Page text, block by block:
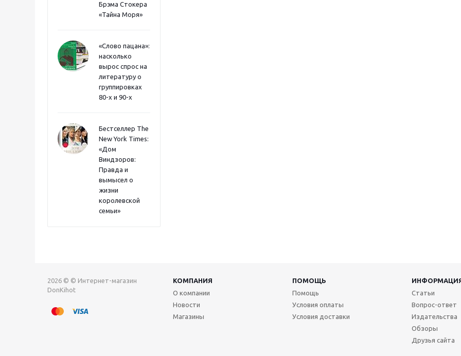
Брэма Стокера
«Тайна Моря»
«Слово пацана»:
насколько
вырос спрос на
литературу о
группировках
80-х и 90-х
Бестселлер The
New York Times:
«Дом
Виндзоров:
Правда и
вымысел о
жизни
королевской
семьи»
2026 © © Интернет-магазин
DonKihot
КОМПАНИЯ ПОМОЩЬ
О компании
Новости
Магазины
Помощь
Условия оплаты
Условия доставки
Статьи
Вопрос-ответ
Издательства
Обзоры
Друзья сайта